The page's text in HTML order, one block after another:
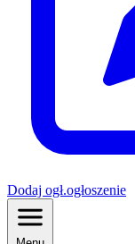
Dodaj ogł.ogłoszenie